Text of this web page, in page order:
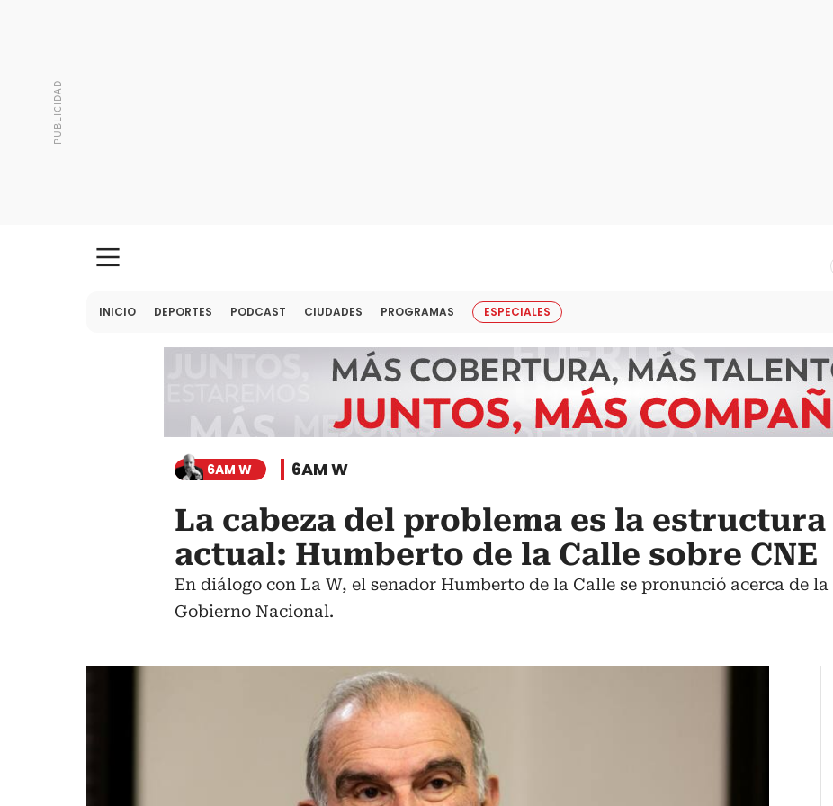
INICIO DEPORTES PODCAST CIUDADES PROGRAMAS ESPECIALES
6AM W 6AM W
La cabeza del problema es la estructura
actual: Humberto de la Calle sobre CNE
En diálogo con La W, el senador Humberto de la Calle se pronunció acerca de
Gobierno Nacional.